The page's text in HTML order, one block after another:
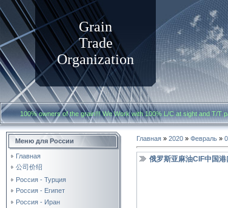
Grain
Trade
Organization
100% owners of the grain!!! We Work with100% L/C at sight and T/T
Меню для России
Главная
公司价绍
Россия - Турция
Россия - Египет
Россия - Иран
Главная » 2020 » Февраль »
俄罗斯亚麻油CIF中国港